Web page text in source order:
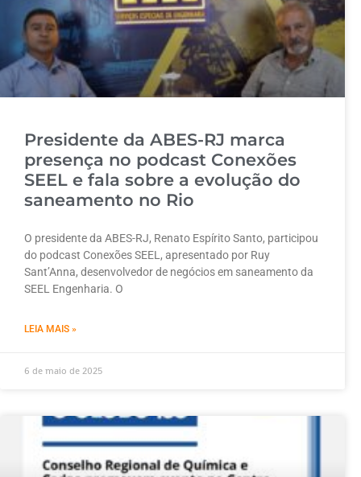
Presidente da ABES-RJ marca
presença no podcast Conexões
SEEL e fala sobre a evolução do
saneamento no Rio
O presidente da ABES-RJ, Renato Espírito Santo, participou
do podcast Conexões SEEL, apresentado por Ruy
Sant’Anna, desenvolvedor de negócios em saneamento da
SEEL Engenharia. O
LEIA MAIS »
6 de maio de 2025